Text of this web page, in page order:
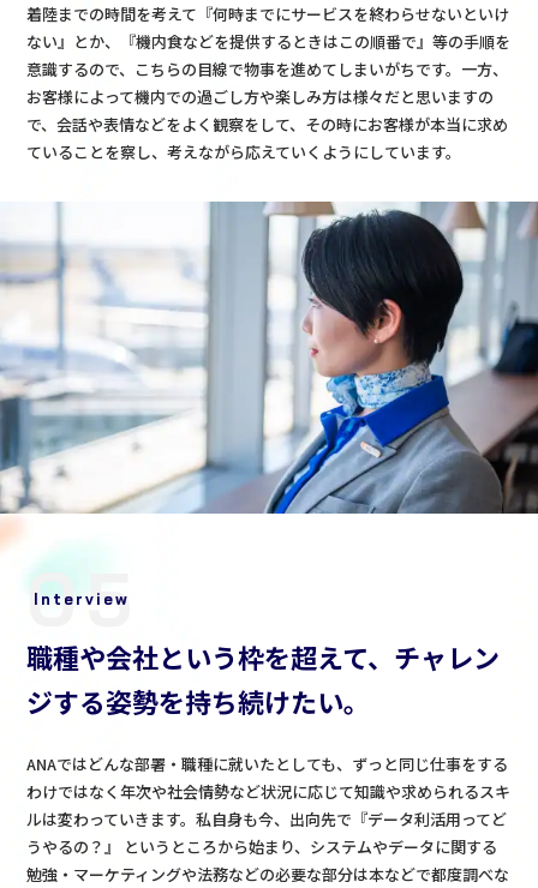
着陸までの時間を考えて『何時までにサービスを終わらせないといけ
ない』とか、『機内食などを提供するときはこの順番で』等の手順を
意識するので、こちらの目線で物事を進めてしまいがちです。一方、
お客様によって機内での過ごし方や楽しみ方は様々だと思いますの
で、会話や表情などをよく観察をして、その時にお客様が本当に求め
ていることを察し、考えながら応えていくようにしています。
Interview
05
職種や会社という枠を超えて、チャレン
ジする姿勢を持ち続けたい。
ANAではどんな部署・職種に就いたとしても、ずっと同じ仕事をする
わけではなく年次や社会情勢など状況に応じて知識や求められるスキ
ルは変わっていきます。私自身も今、出向先で『データ利活用ってど
うやるの？』 というところから始まり、システムやデータに関する
勉強・マーケティングや法務などの必要な部分は本などで都度調べな